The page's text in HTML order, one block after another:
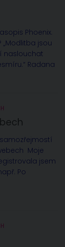
Phoenix.
jsou
naslouchat
Radana
Moje
jsem
Po